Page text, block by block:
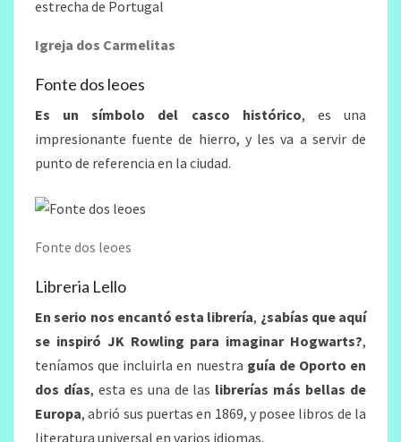
Igreja dos Carmelitas
Fonte dos leoes
Es un símbolo del casco histórico, es una
impresionante fuente de hierro, y les va a servir de
punto de referencia en la ciudad.
Fonte dos leoes
Libreria Lello
En serio nos encantó esta librería, ¿sabías que aquí
se inspiró JK Rowling para imaginar Hogwarts?,
teníamos que incluirla en nuestra guía de Oporto en
dos días, esta es una de las librerías más bellas de
Europa, abrió sus puertas en 1869, y posee libros de la
literatura universal en varios idiomas.